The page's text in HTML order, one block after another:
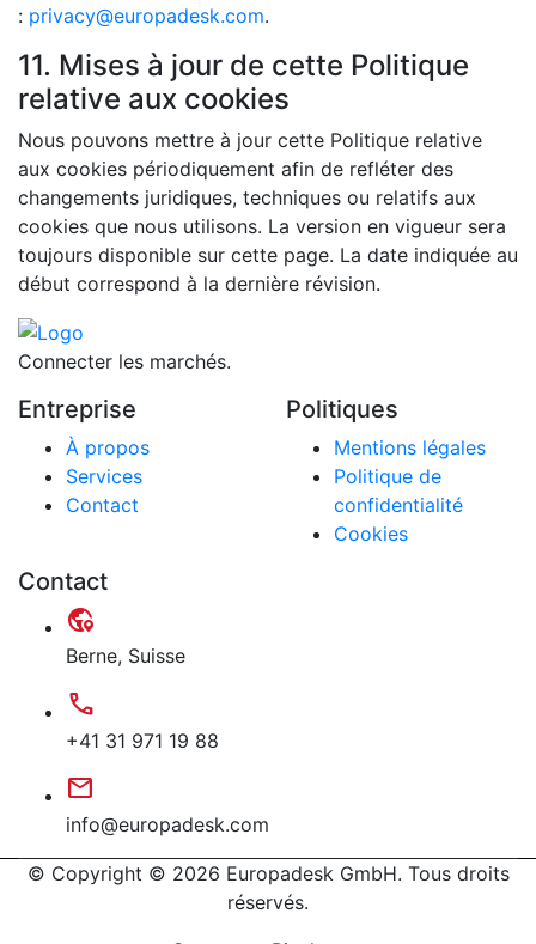
: privacy@europadesk.com.
11. Mises à jour de cette Politique
relative aux cookies
Nous pouvons mettre à jour cette Politique relative
aux cookies périodiquement afin de refléter des
changements juridiques, techniques ou relatifs aux
cookies que nous utilisons. La version en vigueur sera
toujours disponible sur cette page. La date indiquée au
début correspond à la dernière révision.
Connecter les marchés.
Entreprise
À propos
Services
Contact
Politiques
Mentions légales
Politique de
confidentialité
Cookies
Contact
globe_location_pin
Berne, Suisse
call
+41 31 971 19 88
mail
info@europadesk.com
© Copyright © 2026 Europadesk GmbH. Tous droits
réservés.